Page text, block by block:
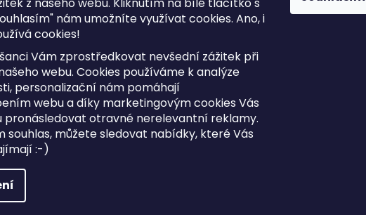
nám umožníte využívat cookies. Ano, i
cookies!
Vám zprostředkovat nevšední zážitek při
webu. Cookies používáme k analýze
personalizační nám pomáhají
webu a díky marketingovým cookies Vás
pronásledovat otravné nerelevantní reklamy.
souhlas, můžete sledovat nabídky, které Vás
:-)
osobních údajů
dotazy
cookies
Doprava a Platba
Postup vrácení zboží ve 30 denní
lhůtě
Obchodní podmínky
Upravit nastavení cookies